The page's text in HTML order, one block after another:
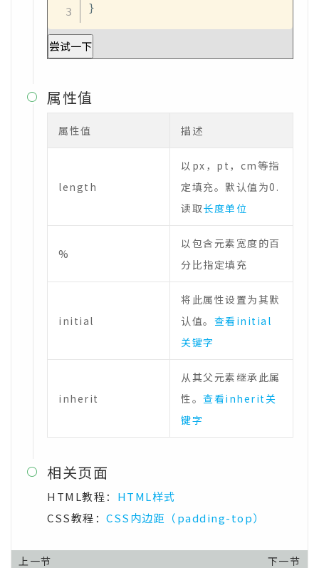
}
尝试一下
 属性值
属性值 描述
length
以px，pt，cm等指
定填充。默认值为0.
读取长度单位
%
以包含元素宽度的百
分比指定填充
initial
将此属性设置为其默
认值。 查看initial
关键字
inherit
从其父元素继承此属
性。 查看inherit关
键字
 相关页面
HTML教程： HTML样式
CSS教程： CSS内边距（padding-top）
上一节 下一节